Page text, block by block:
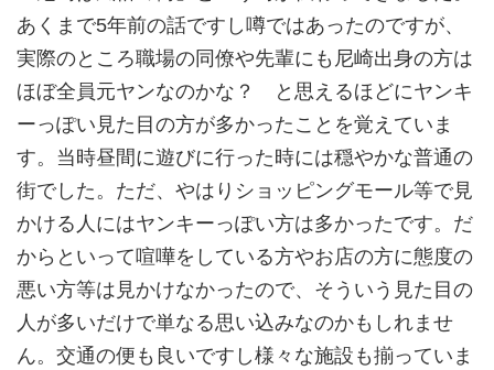
あくまで5年前の話ですし噂ではあったのですが、
実際のところ職場の同僚や先輩にも尼崎出身の方は
ほぼ全員元ヤンなのかな？ と思えるほどにヤンキ
ーっぽい見た目の方が多かったことを覚えていま
す。当時昼間に遊びに行った時には穏やかな普通の
街でした。ただ、やはりショッピングモール等で見
かける人にはヤンキーっぽい方は多かったです。だ
からといって喧嘩をしている方やお店の方に態度の
悪い方等は見かけなかったので、そういう見た目の
人が多いだけで単なる思い込みなのかもしれませ
ん。交通の便も良いですし様々な施設も揃っていま